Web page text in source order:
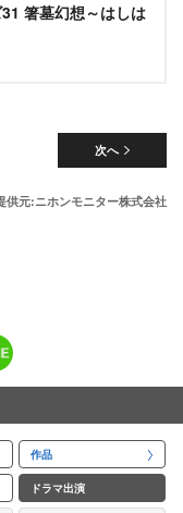
箸墓幻想～はしは
次へ
供元:ニホンモニター株式会社
作品
ドラマ出演